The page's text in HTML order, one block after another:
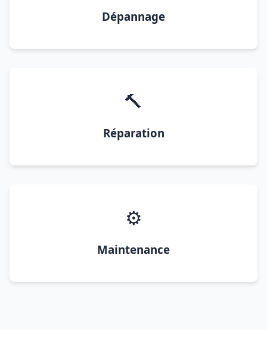
Dépannage
🔨
Réparation
⚙️
Maintenance